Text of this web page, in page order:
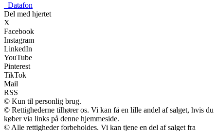
Datafon
Del med hjertet
X
Facebook
Instagram
LinkedIn
YouTube
Pinterest
TikTok
Mail
RSS
© Kun til personlig brug.
© Rettighederne tilhører os. Vi kan få en lille andel af salget, hvis du
køber via links på denne hjemmeside.
© Alle rettigheder forbeholdes. Vi kan tjene en del af salget fra